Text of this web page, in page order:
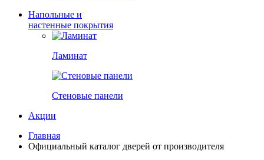
Напольные и
настенные покрытия
Ламинат
Стеновые панели
Акции
Главная
Официальный каталог дверей от производителя